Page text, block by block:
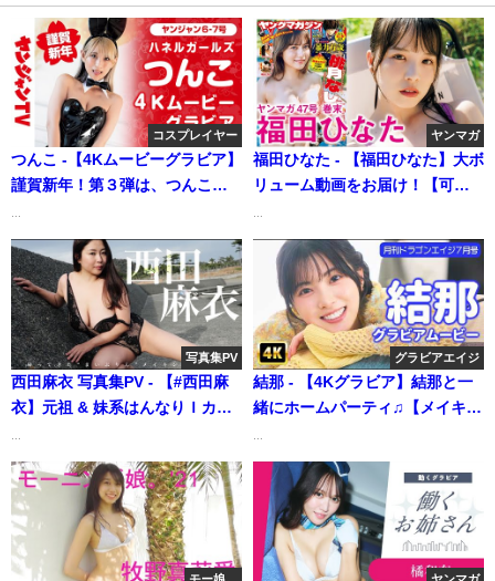
コスプレイヤー
つんこ -【4Kムービーグラビア】
謹賀新年！第３弾は、つんこち
ルガールズ2023の華やかな水着
撮影に最高画質で没入密着【メ
イキング】@ppe2652（2023年
01月06日） | ヤンジャンTV【集
英社ヤングジャンプ公式】さん
より
ヤンマガ
福田ひなた - 【福田ひなた】大ボ
リューム動画をお届け！【可憐
講談社ヤンマガchさんより
写真集PV
西田麻衣 写真集PV - 【#西田麻
衣】元祖 & 妹系はんなりＩカッ
ル写真集『帰ってきた“まいぷり
ん”』好評発売中！ Mai
Nishida（2025年03月04日） |
週プレChannel【集英社 週刊プ
レイボーイ公式】さんより
グラビアエイジ
結那 - 【4Kグラビア】結那と一
緒にホームパーティ♫【メイキン
エイジch【KADOKAWAドラゴ
ンエイジ公式CH】さんより